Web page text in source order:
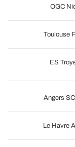
OGC
Toulouse
ES
Angers
Le Havre